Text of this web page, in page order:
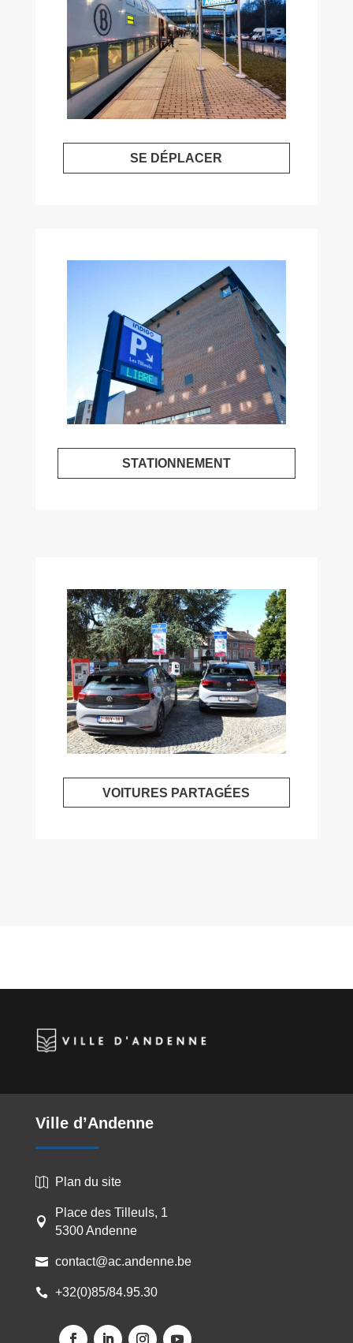
SE DÉPLACER
STATIONNEMENT
VOITURES PARTAGÉES
Ville d’Andenne
 Plan du site

Place des Tilleuls, 1
5300 Andenne
 contact@ac.andenne.be
 +32(0)85/84.95.30